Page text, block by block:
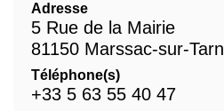
Adresse
5 Rue de la Mairie
81150 Marssac-sur-Tarn
Téléphone(s)
+33 5 63 55 40 47